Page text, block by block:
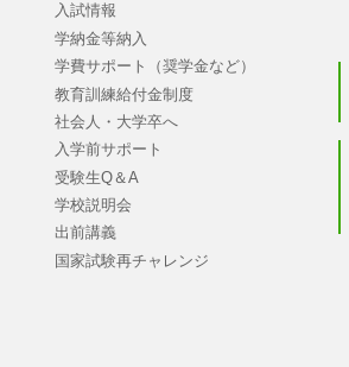
入試情報
学納金等納入
学費サポート（奨学金など）
教育訓練給付金制度
社会人・大学卒へ
入学前サポート
受験生Q＆A
学校説明会
出前講義
国家試験再チャレンジ